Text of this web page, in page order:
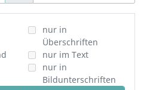
nur in
Überschriften
nur im Text
nur in
Bildunterschriften